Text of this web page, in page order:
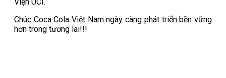
Chúc Coca Cola Việt Nam ngày càng phát triển bền vững
hơn trong tương lai!!!